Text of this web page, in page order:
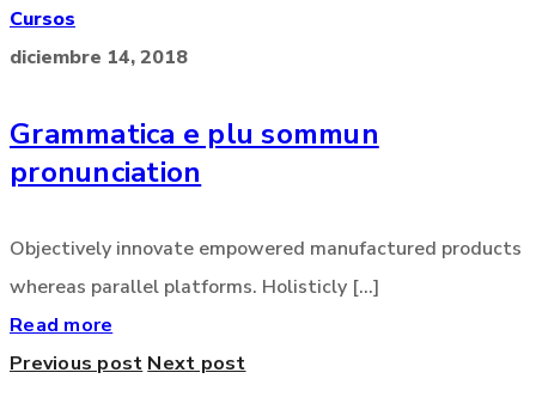
Cursos
diciembre 14, 2018
Grammatica e plu sommun
pronunciation
Objectively innovate empowered manufactured products
whereas parallel platforms. Holisticly [...]
Read more
Previous post Next post